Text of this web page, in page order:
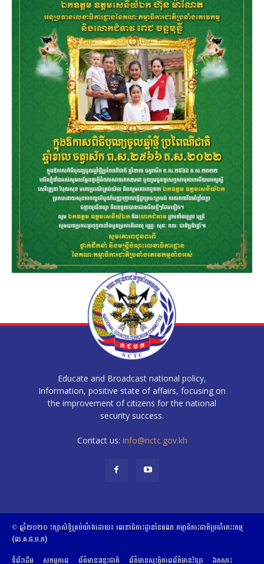
Educate and Broadcast national policy,
Information, positive state of affairs, focusing on
the improvement of citizens for the national
security success.
Contact us: info@nctc.gov.kh
© ឆ្នាំ២០២០​ ​រក្សាសិទ្ធិ​គ្រប់យ៉ាង​ដោយ​៖​ ​លេខាធិការដ្ឋាននៃគណៈកម្មាធិការជាតិប្រចាំភេរវកម្ម
(ល.គ.ជ.ប.ភ)
ទំព័រដើម
សកម្មភាព ព័ត៌មានអន្តរជាតិ ព័ត៌មានសុវត្ថិភាពព័ត៌មានវិទ្យា ឯកសារ